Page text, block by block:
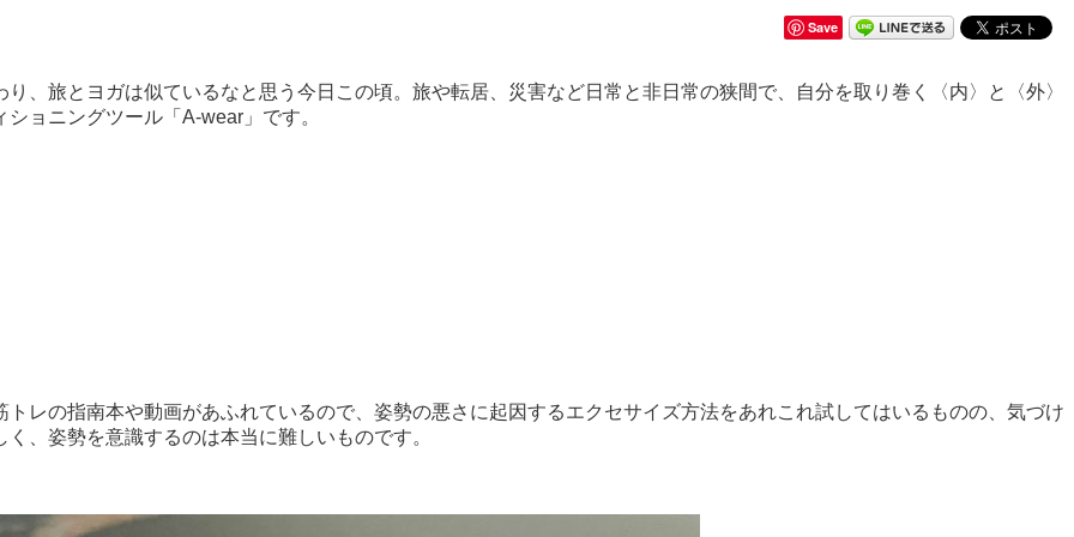
Save
、旅とヨガは似ているなと思う今日この頃。旅や転居、災害など日常と非日常の狭間で、自分を取り巻く〈内〉と〈外〉
ョニングツール「A-wear」です。
レの指南本や動画があふれているので、姿勢の悪さに起因するエクセサイズ方法をあれこれ試してはいるものの、気づけ
、姿勢を意識するのは本当に難しいものです。